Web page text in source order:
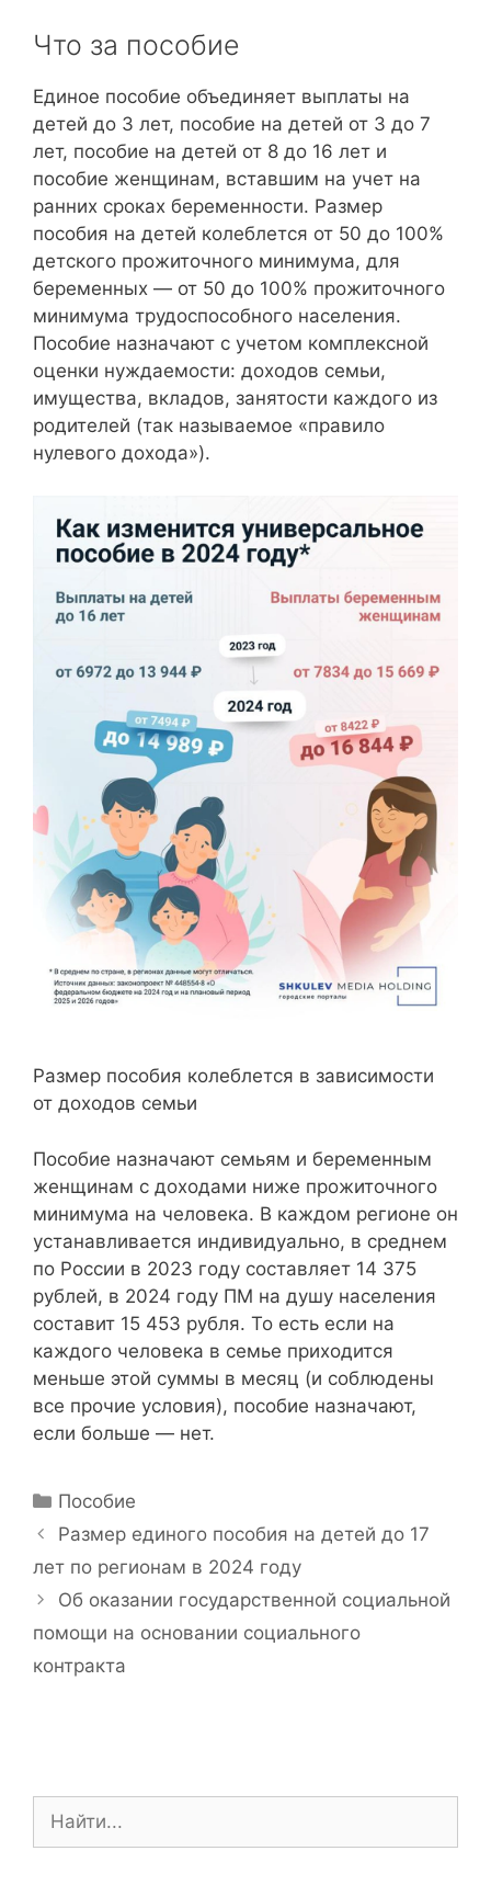
Что за пособие
Единое пособие объединяет выплаты на
детей до 3 лет, пособие на детей от 3 до 7
лет, пособие на детей от 8 до 16 лет и
пособие женщинам, вставшим на учет на
ранних сроках беременности. Размер
пособия на детей колеблется от 50 до 100%
детского прожиточного минимума, для
беременных — от 50 до 100% прожиточного
минимума трудоспособного населения.
Пособие назначают с учетом комплексной
оценки нуждаемости: доходов семьи,
имущества, вкладов, занятости каждого из
родителей (так называемое «правило
нулевого дохода»).
Размер пособия колеблется в зависимости
от доходов семьи
Пособие назначают семьям и беременным
женщинам с доходами ниже прожиточного
минимума на человека. В каждом регионе он
устанавливается индивидуально, в среднем
по России в 2023 году составляет 14 375
рублей, в 2024 году ПМ на душу населения
составит 15 453 рубля. То есть если на
каждого человека в семье приходится
меньше этой суммы в месяц (и соблюдены
все прочие условия), пособие назначают,
если больше — нет.
Р
у
р
и
к
и
Пособие
Н
а
г
а
а
Размер единого пособия на детей до 17
лет по регионам в 2024 году
Об оказании государственной социальной
помощи на основании социального
контракта